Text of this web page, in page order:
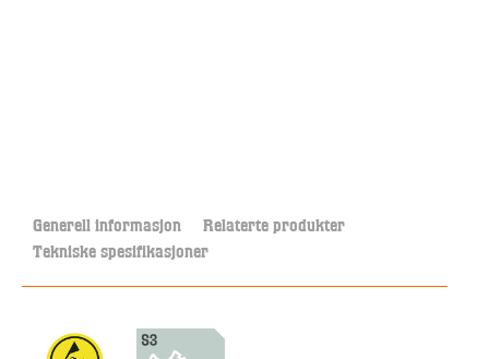
Generell informasjon Relaterte produkter
Tekniske spesifikasjoner